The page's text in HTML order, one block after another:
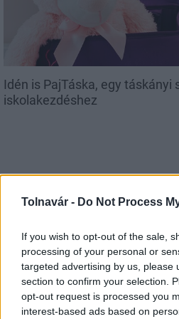
Tolnavár - Do Not Process
If you wish to opt-out of the sale,
processing of your personal or
targeted advertising by us, please
section to confirm your selection.
opt-out request is processed you
interest-based ads based on
Idén is PajTáska, egy táskányi
iskolakezdéshez
Útépítés